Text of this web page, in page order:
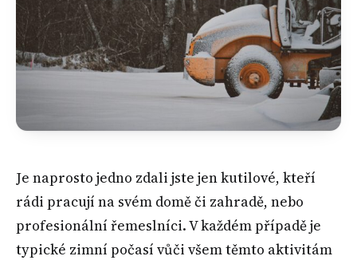
Je naprosto jedno zdali jste jen kutilové, kteří
rádi pracují na svém domě či zahradě, nebo
profesionální řemeslníci. V každém případě je
typické zimní počasí vůči všem těmto aktivitám